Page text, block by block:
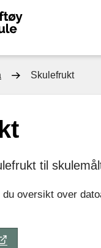
Toftøy
skule
Skulefrukt
til
oversikt over